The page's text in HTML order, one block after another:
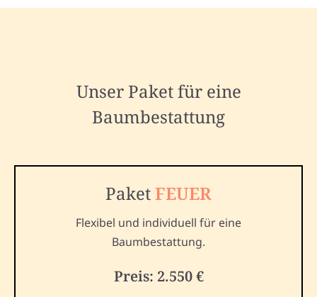
Unser Paket für eine
Baumbestattung
PaketFEUER
Flexibel und individuell für eine
Baumbestattung.
Preis: 2.550 €